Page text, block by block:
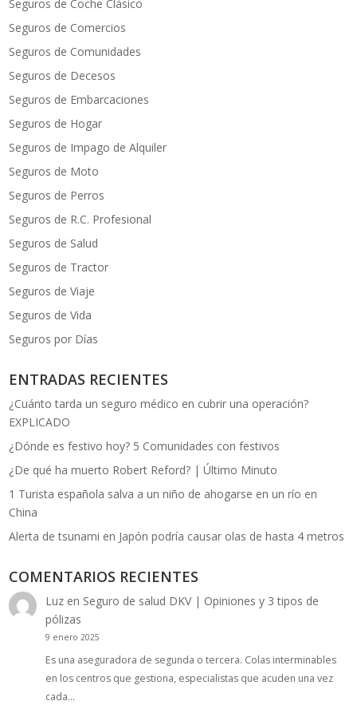
Seguros de Coche Clásico
Seguros de Comercios
Seguros de Comunidades
Seguros de Decesos
Seguros de Embarcaciones
Seguros de Hogar
Seguros de Impago de Alquiler
Seguros de Moto
Seguros de Perros
Seguros de R.C. Profesional
Seguros de Salud
Seguros de Tractor
Seguros de Viaje
Seguros de Vida
Seguros por Días
ENTRADAS RECIENTES
¿Cuánto tarda un seguro médico en cubrir una operación?
EXPLICADO
¿Dónde es festivo hoy? 5 Comunidades con festivos
¿De qué ha muerto Robert Reford? | Último Minuto
1 Turista española salva a un niño de ahogarse en un río en
China
Alerta de tsunami en Japón podría causar olas de hasta 4 metros
COMENTARIOS RECIENTES
Luzen Seguro de salud DKV | Opiniones y 3 tipos de
pólizas
9 enero 2025
Es una aseguradora de segunda o tercera. Colas interminables
en los centros que gestiona, especialistas que acuden una vez
cada…